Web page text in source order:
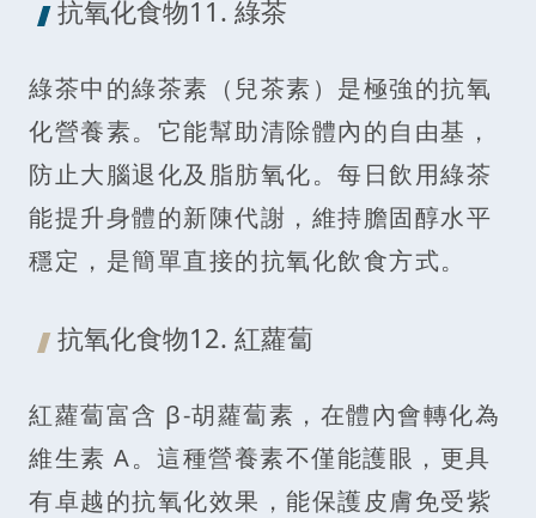
抗氧化食物11. 綠茶
綠茶中的綠茶素（兒茶素）是極強的抗氧
化營養素。它能幫助清除體內的自由基，
防止大腦退化及脂肪氧化。每日飲用綠茶
能提升身體的新陳代謝，維持膽固醇水平
穩定，是簡單直接的抗氧化飲食方式。
抗氧化食物12. 紅蘿蔔
紅蘿蔔富含 β-胡蘿蔔素，在體內會轉化為
維生素 A。這種營養素不僅能護眼，更具
有卓越的抗氧化效果，能保護皮膚免受紫